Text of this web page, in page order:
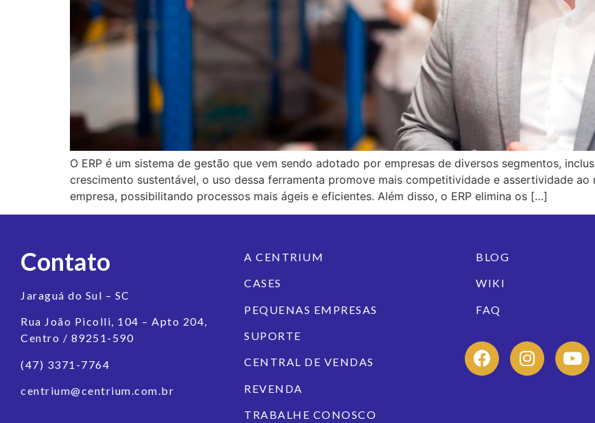
O ERP é um sistema de gestão que vem sendo adotado por empresas de diversos segmentos,
crescimento sustentável, o uso dessa ferramenta promove mais competitividade e assertividade
empresa, possibilitando processos mais ágeis e eficientes. Além disso, o ERP elimina os […]
Contato
Jaraguá do Sul – SC
Rua João Picolli, 104 – Apto 204,
Centro / 89251-590
(47) 3371-7764
centrium@centrium.com.br
A CENTRIUM
CASES
PEQUENAS EMPRESAS
SUPORTE
CENTRAL DE VENDAS
REVENDA
TRABALHE CONOSCO
BLOG
WIKI
FAQ